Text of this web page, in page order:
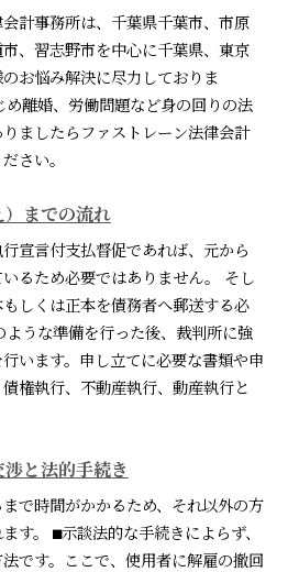
計事務所は、千葉県千葉市、市原
、習志野市を中心に千葉県、東京
お悩み解決に尽力しておりま
め離婚、労働問題など身の回りの法
ましたらファストレーン法律会計
さい。
までの流れ
宣言付支払督促であれば、元から
るため必要ではありません。 そし
しくは正本を債務者へ郵送する必
ような準備を行った後、裁判所に強
います。申し立てに必要な書類や申
権執行、不動産執行、動産執行と
と法的手続き
で時間がかかるため、それ以外の方
す。 ⬛︎示談法的な手続きによらず、
です。ここで、使用者に解雇の撤回